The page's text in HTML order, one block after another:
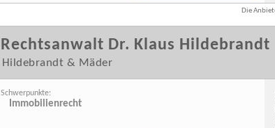
Die
Rechtsanwalt Dr. Klaus Hildebrandt
Hildebrandt & Mäder
Schwerpunkte:
Immobilienrecht